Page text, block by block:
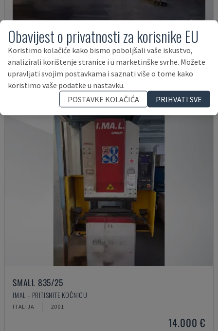
E3A 100/33
IMAL - PRITISNITE KOČNICU
ITALIJA 1997
17.000 €
SMALL 835/25
IMAL - PRITISNITE KOČNICU
ITALIJA 2001
14.000 €
Obavijest o privatnosti za korisnike EU
Koristimo kolačiće kako bismo poboljšali vaše iskustvo,
analizirali korištenje stranice i u marketinške svrhe. Možete
upravljati svojim postavkama i saznati više o tome kako
koristimo vaše podatke u nastavku.
POSTAVKE KOLAČIĆA
PRIHVATI SVE